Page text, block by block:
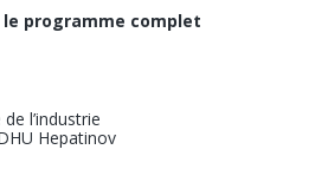
programme complet
l’industrie
Hepatinov